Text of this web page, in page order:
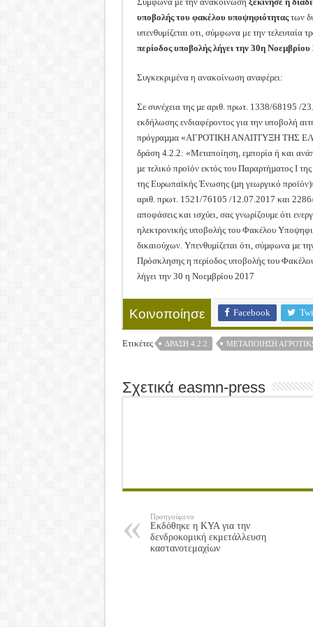
υποβολής του φακέλου υποψηφιότηταςτων
υπενθυμίζεται οτι, σύμφωνα με την τελευταία
περίοδος υποβολής λήγει την 30η Νοεμβρίου
Συγκεκριμένα η ανακοίνωση αναφέρει:
Σε συνέχεια της µε αριθ. πρωτ. 1338/68195 /
εκδήλωσης ενδιαφέροντος για την υποβολή
πρόγραµµα «ΑΓΡΟΤΙΚΗ ΑΝΑΠΤΥΞΗ ΤΗΣ
δράση 4.2.2: «Μεταποίηση, εµπορία ή και
µε τελικό προϊόν εκτός του Παραρτήµατος Ι
της Ευρωπαϊκής Ένωσης (µη γεωργικό
αριθ. πρωτ. 1521/76105 /12.07.2017 και
αποφάσεις και ισχύει, σας γνωρίζουµε ότι
ηλεκτρονικής υποβολής του Φακέλου
δικαιούχων. Υπενθυµίζεται ότι, σύµφωνα µε
Πρόσκλησης η περίοδος υποβολής του
λήγει την 30 η Νοεµβρίου 2017
Κοινοποίησε Facebook
Ετικέτες ΔΡΆΣΗ 4.2.2 ΜΕΤΑΠΟΊΗΣΗ
Σχετικά easmn-press
Προηγούμενο
Εκδόθηκε η ΚΥΑ για την
δενδροκομική εκμετάλλευση
καστανοτεμαχίων